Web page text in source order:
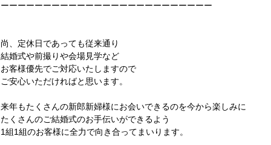
ーーーーーーーーーーーーーーーーーーーーーーーーー
尚、定休日であっても従来通り
結婚式や前撮りや会場見学など
お客様優先でご対応いたしますので
ご安心いただければと思います。
来年もたくさんの新郎新婦様にお会いできるのを今から楽しみに
たくさんのご結婚式のお手伝いができるよう
1組1組のお客様に全力で向き合ってまいります。